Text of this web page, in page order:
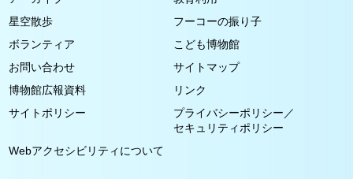
星空散歩
フーコーの振り子
ボランティア
こども博物館
お問い合わせ
サイトマップ
博物館広報資料
リンク
サイトポリシー
プライバシーポリシー／
セキュリティポリシー
Webアクセシビリティについて